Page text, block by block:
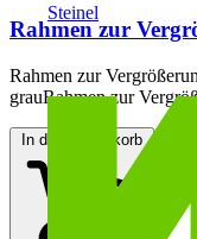
Steinel
Rahmen zur
Rahmen zur
grauRahmen zur
In den Warenkorb